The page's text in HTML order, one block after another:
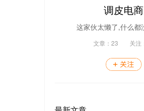
调皮电商
这家伙太懒了,什么都
文章： 23 关注